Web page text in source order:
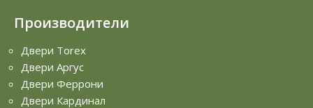
Производители
Двери Torex
Двери Аргус
Двери Феррони
Двери Кардинал